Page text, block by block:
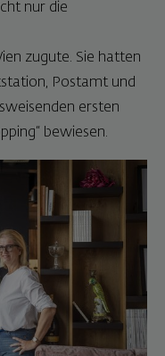
nur die
zugute. Sie hatten
Postamt und
ersten
bewiesen.